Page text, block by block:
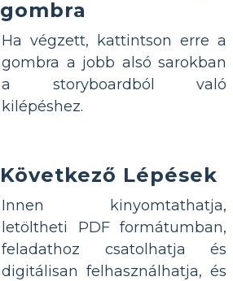
gombra
Ha végzett, kattintson erre a
gombra a jobb alsó sarokban
a storyboardból való
kilépéshez.
Következő Lépések
Innen kinyomtathatja,
letöltheti PDF formátumban,
feladathoz csatolhatja és
digitálisan felhasználhatja, és